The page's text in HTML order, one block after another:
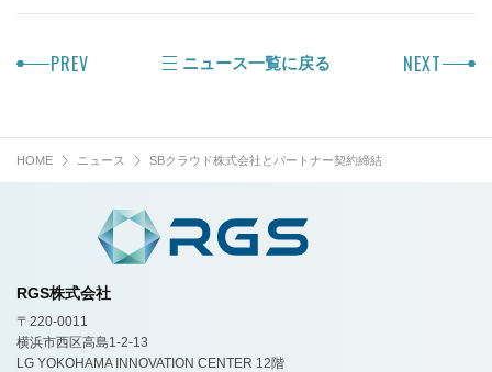
PREV ニュース一覧に戻る NEXT
HOME ニュース SBクラウド株式会社とパートナー契約締結
RGS株式会社
〒220-0011
横浜市西区高島1-2-13
LG YOKOHAMA INNOVATION CENTER 12階